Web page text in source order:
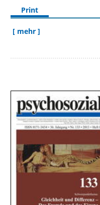
Print
[ mehr ]